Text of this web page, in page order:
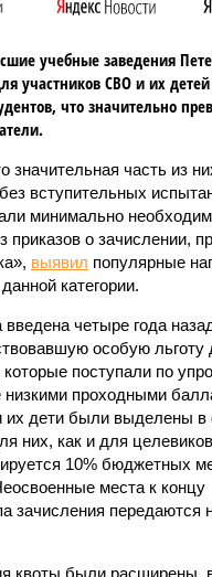
учебные заведения
участников СВО и их
что значительно
значительная часть из
вступительных
минимально
приказов о зачислении,
выявил популярные
категории.
четыре года
особую льготу
которые поступали по
низкими проходными
их дети были выделены в
них, как и для
10% бюджетных
места к концу
зачисления передаются
квоты были расширены,